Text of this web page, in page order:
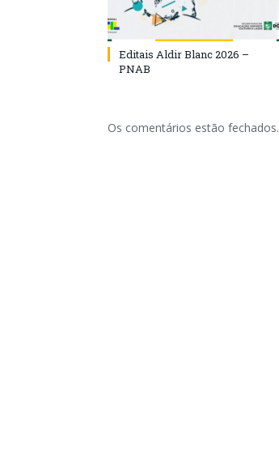
Editais Aldir Blanc 2026 –
PNAB
Os comentários estão fechados.